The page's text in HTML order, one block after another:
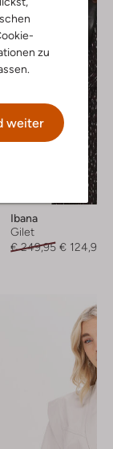
zu
weiter
Ibana
Gilet
€ 249,95 € 124,99